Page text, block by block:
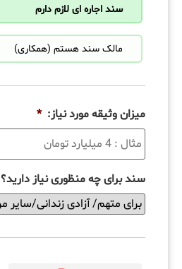
سند اجاره ای لازم دارم
مالک سند هستم (همکاری)
میزان وثیقه مورد نیاز: *
سند برای چه منظوری نیاز دارید؟